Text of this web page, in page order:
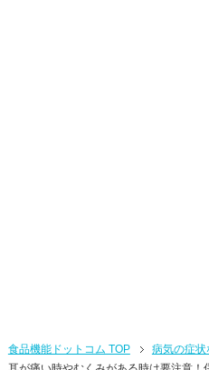
食品機能ドットコム TOP 病気の症状